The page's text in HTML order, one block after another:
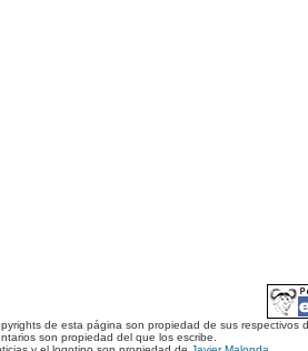
de esta página son propiedad de sus respectivos
son propiedad del que los escribe.